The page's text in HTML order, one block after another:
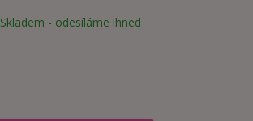
Skladem - odesíláme ihned